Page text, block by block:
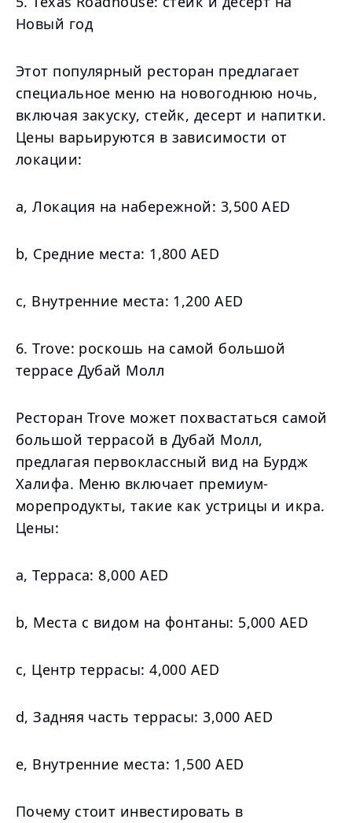
Новый год
Этот популярный ресторан предлагает
специальное меню на новогоднюю ночь,
включая закуску, стейк, десерт и напитки.
Цены варьируются в зависимости от
локации:
а, Локация на набережной: 3,500 AED
b, Средние места: 1,800 AED
c, Внутренние места: 1,200 AED
6. Trove: роскошь на самой большой
террасе Дубай Молл
Ресторан Trove может похвастаться самой
большой террасой в Дубай Молл,
предлагая первоклассный вид на Бурдж
Халифа. Меню включает премиум-
морепродукты, такие как устрицы и икра.
Цены:
а, Терраса: 8,000 AED
b, Места с видом на фонтаны: 5,000 AED
c, Центр террасы: 4,000 AED
d, Задняя часть террасы: 3,000 AED
e, Внутренние места: 1,500 AED
Почему стоит инвестировать в